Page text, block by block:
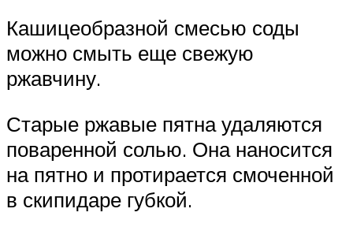
Кашицеобразной смесью соды
можно смыть еще свежую
ржавчину.
Старые ржавые пятна удаляются
поваренной солью. Она наносится
на пятно и протирается смоченной
в скипидаре губкой.